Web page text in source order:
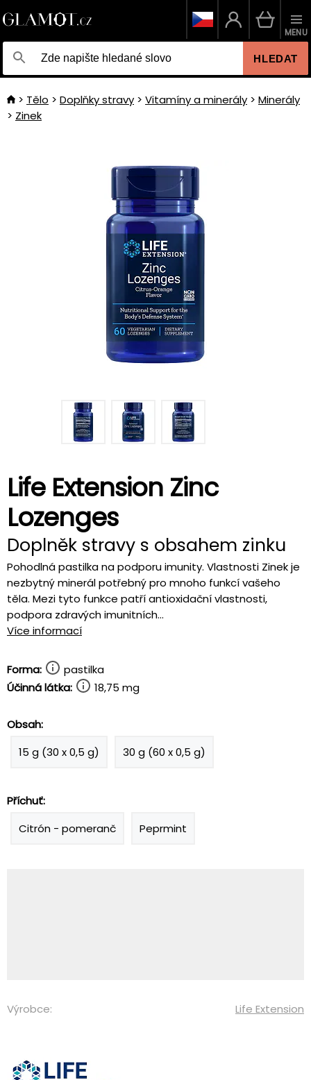
HLEDAT
MENU
Tělo Doplňky stravy Vitamíny a minerály
Minerály
Zinek
Life Extension Zinc
Lozenges
Doplněk stravy s obsahem zinku
Pohodlná pastilka na podporu imunity. Vlastnosti Zinek je
nezbytný minerál potřebný pro mnoho funkcí vašeho
těla. Mezi tyto funkce patří antioxidační vlastnosti,
podpora zdravých imunitních...
Více informací
Forma:
pastilka
Účinná látka:
18,75 mg
Obsah:
15 g (30 x 0,5 g)
30 g (60 x 0,5 g)
Příchuť:
Citrón - pomeranč
Peprmint
Výrobce: Life Extension